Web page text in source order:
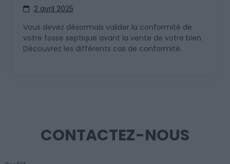
2 avril 2025
Vous devez désormais valider la conformité de
votre fosse septique avant la vente de votre bien.
Découvrez les différents cas de conformité.
CONTACTEZ-NOUS